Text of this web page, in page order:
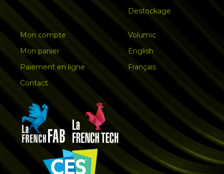
Destockage
Mon compte
Mon panier
Paiement en ligne
Contact
Volumic
English
Français